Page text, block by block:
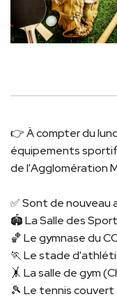
👉 À compter du
équipements
de l'Agglomération
✅ Sont de nouveau
🏟️ La Salle des
🏀 Le gymnase du
🏃 Le stade
🤸 La salle de gym
🎾 Le tennis